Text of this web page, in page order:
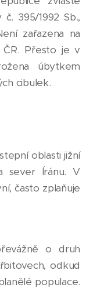
395/1992 Sb.,
zařazena na
ČR. Přesto je v
úbytkem
cibulek.
oblasti jižní
sever Íránu. V
často zplaňuje
o druh
odkud
populace.